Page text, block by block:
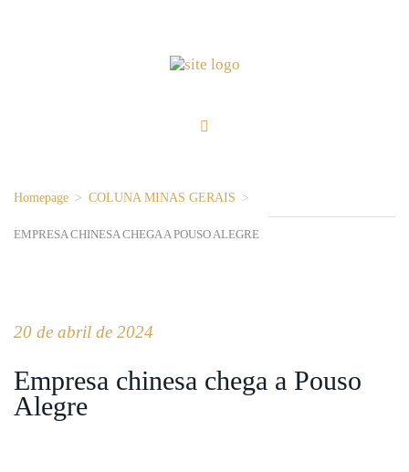
Homepage > COLUNA MINAS GERAIS >
EMPRESA CHINESA CHEGA A POUSO ALEGRE
20 de abril de 2024
Empresa chinesa chega a Pouso
Alegre